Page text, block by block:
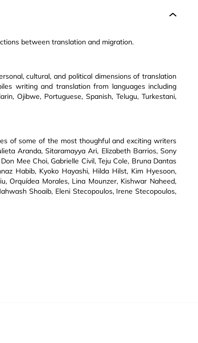
between translation and migration.
cultural, and political dimensions of translation
writing and translation from languages including
Ojibwe, Portuguese, Spanish, Telugu, Turkestani,
of some of the most thoughful and exciting writers
Aranda, Sitaramayya Ari, Elizabeth Barrios, Sony
Mee Choi, Gabrielle Civil, Teju Cole, Bruna Dantas
Habib, Kyoko Hayashi, Hilda Hilst, Kim Hyesoon,
Orquídea Morales, Lina Mounzer, Kishwar Naheed,
Shoaib, Eleni Stecopoulos, Irene Stecopoulos,